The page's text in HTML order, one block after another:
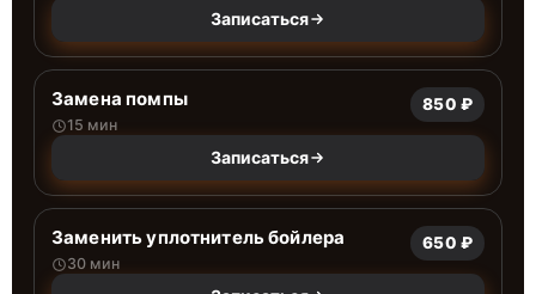
Записаться
Замена помпы
15 мин
850 ₽
Записаться
Заменить уплотнитель бойлера
30 мин
650 ₽